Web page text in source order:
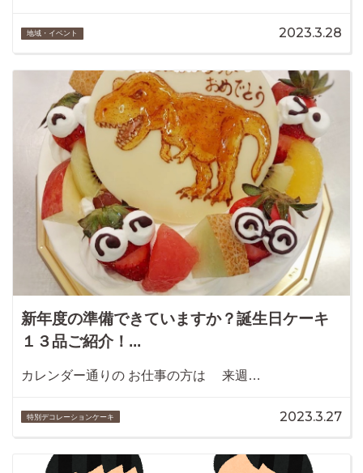
地域・イベント 2023.3.28
新年度の準備できていますか？誕生日ケーキ
１３品ご紹介！...
カレンダー通りの お仕事の方は 来週…
特別デコレーションケーキ 2023.3.27